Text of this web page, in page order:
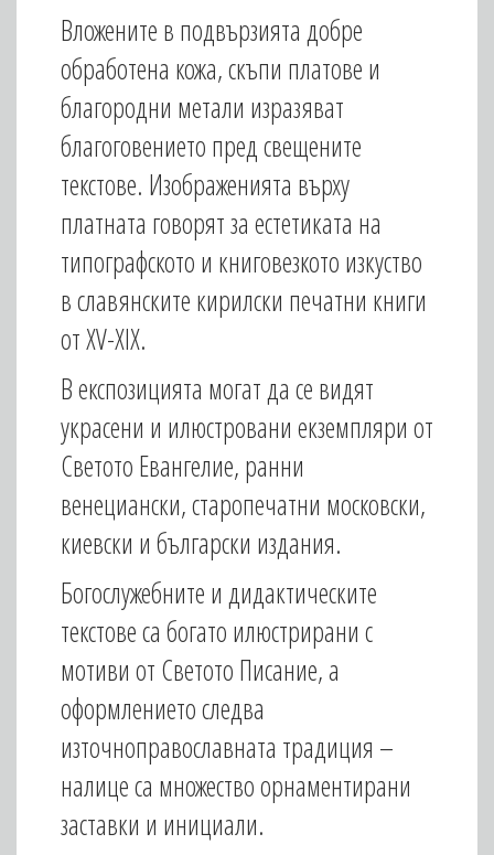
Вложените в подвързията добре
обработена кожа, скъпи платове и
благородни метали изразяват
благоговението пред свещените
текстове. Изображенията върху
платната говорят за естетиката на
типографското и книговезкото изкуство
в славянските кирилски печатни книги
от XV-XIX.
В експозицията могат да се видят
украсени и илюстровани екземпляри от
Светото Евангелие, ранни
венециански, старопечатни московски,
киевски и български издания.
Богослужебните и дидактическите
текстове са богато илюстрирани с
мотиви от Светото Писание, а
оформлението следва
източноправославната традиция –
налице са множество орнаментирани
заставки и инициали.